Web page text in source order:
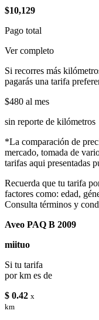
$10,129
Pago total
Ver completo
Si recorres más
pagarás una tarifa
$480 al mes
sin reporte de kilómetros
*La comparación de
mercado, tomada de
tarifas aqui presentadas
Recuerda que tu tarifa
factores como: edad,
Consulta términos y
Aveo PAQ B 2009
miituo
Si tu tarifa
por km es de
$ 0.42 x
km